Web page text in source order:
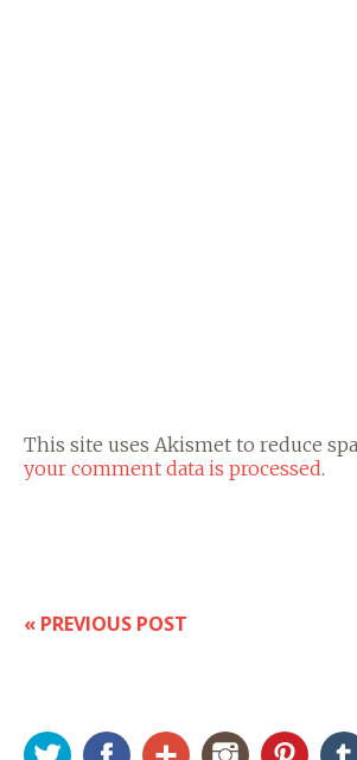
This site uses Akismet to reduce
your comment data is processed.
« PREVIOUS POST
Twitter FacebookGoogle+Instagram